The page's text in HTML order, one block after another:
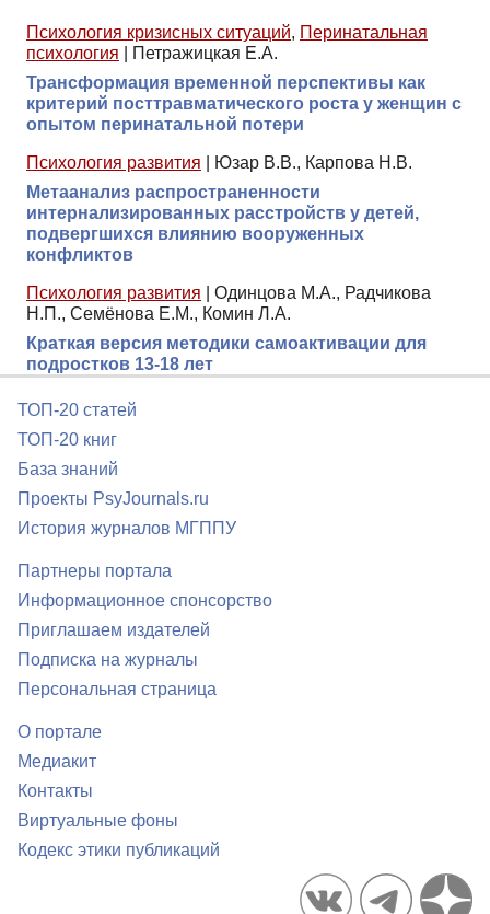
Психология кризисных ситуаций, Перинатальная
психология
Петражицкая Е.А.
Трансформация временной перспективы как
критерий посттравматического роста у женщин с
опытом перинатальной потери
Психология развития
Юзар В.В., Карпова Н.В.
Метаанализ распространенности
интернализированных расстройств у детей,
подвергшихся влиянию вооруженных
конфликтов
Психология развития
Одинцова М.А., Радчикова
Н.П., Семёнова Е.М., Комин Л.А.
Краткая версия методики самоактивации для
подростков 13-18 лет
ТОП-20 статей
ТОП-20 книг
База знаний
Проекты PsyJournals.ru
История журналов МГППУ
Партнеры портала
Информационное спонсорство
Приглашаем издателей
Подписка на журналы
Персональная страница
О портале
Медиакит
Контакты
Виртуальные фоны
Кодекс этики публикаций